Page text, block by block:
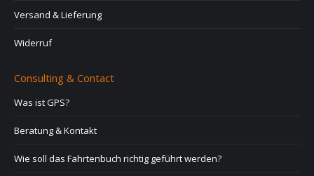
Versand & Lieferung
Widerruf
Consulting & Contact
Was ist GPS?
Beratung & Kontakt
Wie soll das Fahrtenbuch richtig geführt werden?